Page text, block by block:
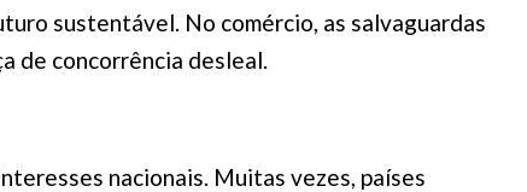
sustentável. No comércio, as salvaguardas
de concorrência desleal.
nacionais. Muitas vezes, países